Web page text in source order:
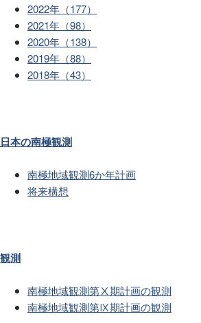
2022年（177）
2021年（98）
2020年（138）
2019年（88）
2018年（43）
日本の南極観測
南極地域観測6か年計画
将来構想
観測
南極地域観測第Ⅹ期計画の観測
南極地域観測第Ⅸ期計画の観測